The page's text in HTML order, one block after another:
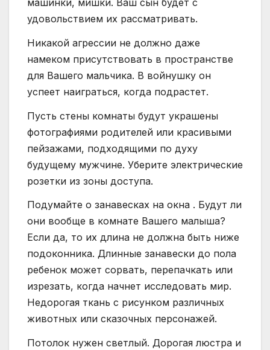
машинки, мишки. Ваш сын будет с
удовольствием их рассматривать.
Никакой агрессии не должно даже
намеком присутствовать в пространстве
для Вашего мальчика. В войнушку он
успеет наиграться, когда подрастет.
Пусть стены комнаты будут украшены
фотографиями родителей или красивыми
пейзажами, подходящими по духу
будущему мужчине. Уберите электрические
розетки из зоны доступа.
Подумайте о занавесках на окна . Будут ли
они вообще в комнате Вашего малыша?
Если да, то их длина не должна быть ниже
подоконника. Длинные занавески до пола
ребенок может сорвать, перепачкать или
изрезать, когда начнет исследовать мир.
Недорогая ткань с рисунком различных
животных или сказочных персонажей.
Потолок нужен светлый. Дорогая люстра и